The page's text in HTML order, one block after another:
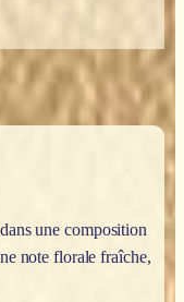
une composition
note florale fraîche,